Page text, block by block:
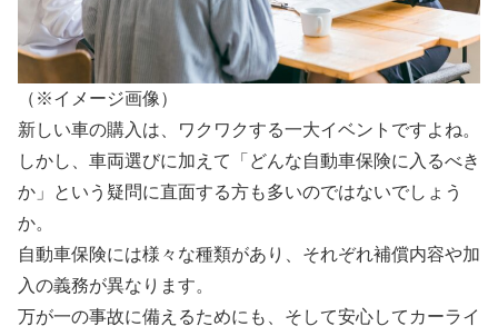
（※イメージ画像）
新しい車の購入は、ワクワクする一大イベントですよね。
しかし、車両選びに加えて「どんな自動車保険に入るべき
か」という疑問に直面する方も多いのではないでしょう
か。
自動車保険には様々な種類があり、それぞれ補償内容や加
入の義務が異なります。
万が一の事故に備えるためにも、そして安心してカーライ